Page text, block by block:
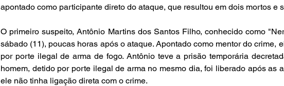
apontado como participante direto do ataque, que resultou em dois mortos e
O primeiro suspeito, Antônio Martins dos Santos Filho, conhecido como
sábado (11), poucas horas após o ataque. Apontado como mentor do crime,
por porte ilegal de arma de fogo. Antônio teve a prisão temporária
homem, detido por porte ilegal de arma no mesmo dia, foi liberado após as
ele não tinha ligação direta com o crime.